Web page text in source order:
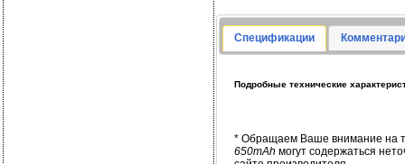
Спецификации
Подробные технические
* Обращаем Ваше внимание на
650mAh могут содержаться